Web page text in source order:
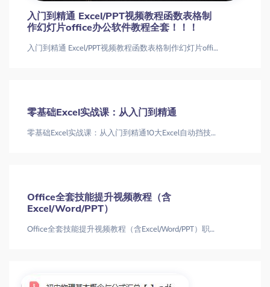
入门到精通 Excel/PPT视频教程函数表格制
作幻灯片office办公软件教程全套！！！
入门到精通 Excel/PPT视频教程函数表格制作幻灯片office办公软件教程全套！！！
零基础Excel实战课：从入门到精通
零基础Excel实战课：从入门到精通10大Excel自动挡技巧：零基础轻松掌握数据处理与可视化Excel教程|数据透视表|动态图表
Office全套技能提升视频教程（含
Excel/Word/PPT）
Office全套技能提升视频教程（含Excel/Word/PPT）职场人必学的Office三件套教程：从基础操作到高阶应用全掌握Of